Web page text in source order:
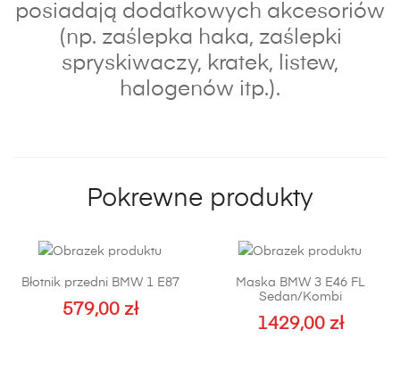
posiadają dodatkowych akcesoriów
(np. zaślepka haka, zaślepki
spryskiwaczy, kratek, listew,
halogenów itp.).
Pokrewne produkty
Błotnik przedni BMW 1 E87
579,00 zł
Maska BMW 3 E46 FL
Sedan/Kombi
1429,00 zł